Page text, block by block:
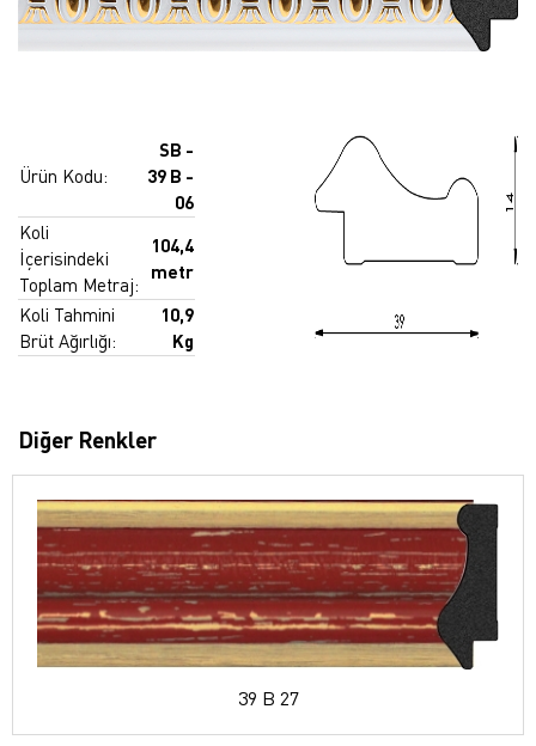
Ürün Kodu:
SB -
39 B -
06
Koli
İçerisindeki
Toplam Metraj:
104,4
metr
Koli Tahmini
Brüt Ağırlığı:
10,9
Kg
Diğer Renkler
39 B 27